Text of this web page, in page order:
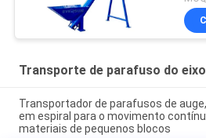
Transporte de parafuso do
Transportador de parafusos de
em espiral para o movimento
materiais de pequenos blocos